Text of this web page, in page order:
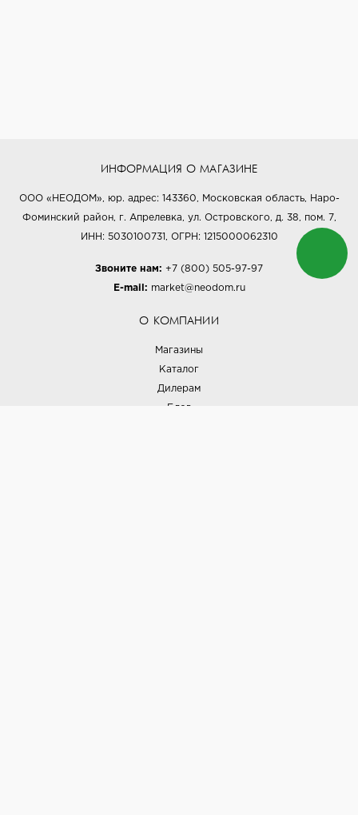
ИНФОРМАЦИЯ О МАГАЗИНЕ
ООО «НЕОДОМ», юр. адрес: 143360, Московская область, Наро-
Фоминский район, г. Апрелевка, ул. Островского, д. 38, пом. 7,
ИНН: 5030100731, ОГРН: 1215000062310
Звоните нам: +7 (800) 505-97-97
E-mail: market@neodom.ru
О КОМПАНИИ
Магазины
Каталог
Дилерам
Блог